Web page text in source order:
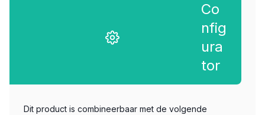
Co
nfig
ura
tor
Dit product is combineerbaar met de volgende